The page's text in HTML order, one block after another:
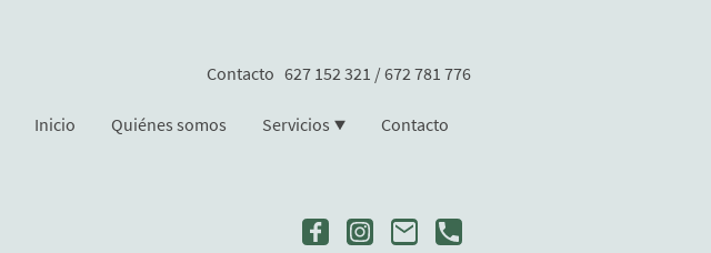
Contacto 627 152 321 / 672 781 776
Inicio Quiénes somos Servicios Contacto